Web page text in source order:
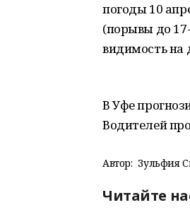
погоды 10
(порывы до
видимость на
В Уфе
Водителей
Автор: Зульфия
Читайте